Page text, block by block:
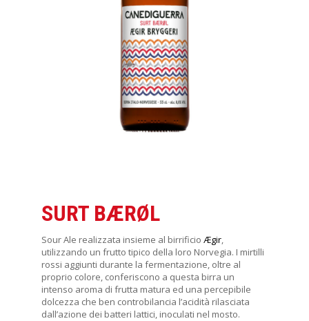
SURT BÆRØL
Sour Ale realizzata insieme al birrificio Ægir,
utilizzando un frutto tipico della loro Norvegia. I mirtilli
rossi aggiunti durante la fermentazione, oltre al
proprio colore, conferiscono a questa birra un
intenso aroma di frutta matura ed una percepibile
dolcezza che ben controbilancia l’acidità rilasciata
dall’azione dei batteri lattici, inoculati nel mosto.